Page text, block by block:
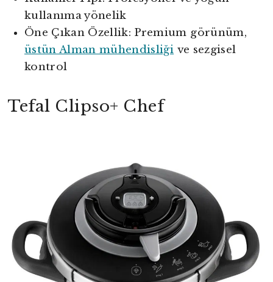
kullanıma yönelik
Öne Çıkan Özellik: Premium görünüm,
üstün Alman mühendisliği ve sezgisel
kontrol
Tefal Clipso+ Chef